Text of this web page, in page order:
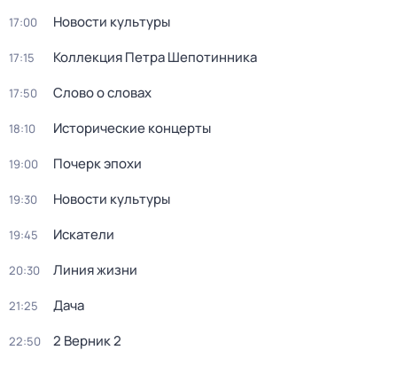
17:00 Новости культуры
17:15 Коллекция Петра Шепотинника
17:50 Слово о словах
18:10 Исторические концерты
19:00 Почерк эпохи
19:30 Новости культуры
19:45 Искатели
20:30 Линия жизни
21:25 Дача
22:50 2 Верник 2